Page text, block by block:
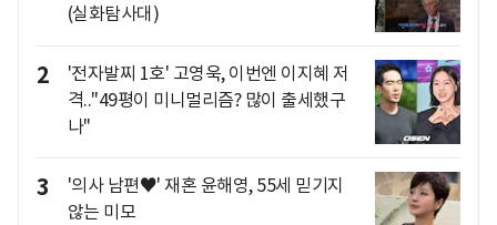
(실화탐사대)
2
'전자발찌 1호' 고영욱, 이번엔 이지혜 저
격.."49평이 미니멀리즘? 많이 출세했구
나"
3
'의사 남편♥' 재혼 윤해영, 55세 믿기지
않는 미모